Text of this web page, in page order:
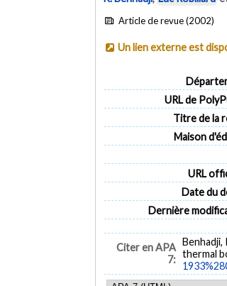
Article de revue (2002)
Un lien externe est
URL de
Titre de la
Maison
URL
Date du
Dernière
Citer en APA
7:
Benhadji,
thermal